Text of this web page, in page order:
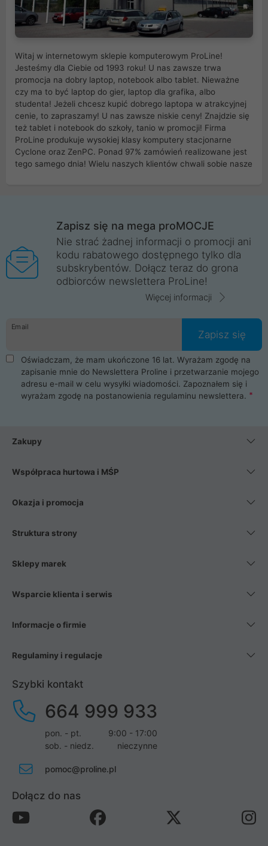
Witaj w internetowym sklepie komputerowym ProLine!
Jesteśmy dla Ciebie od 1993 roku! U nas zawsze trwa
promocja na dobry laptop, notebook albo tablet. Nieważne
czy ma to być laptop do gier, laptop dla grafika, albo
studenta! Jeżeli chcesz kupić dobrego laptopa w atrakcyjnej
cenie, to zapraszamy! U nas zawsze niskie ceny! Znajdzie się
też tablet i notebook do szkoły, tanio w promocji! Firma
ProLine produkuje wysokiej klasy komputery stacjonarne
Cyclone oraz ZenPC. Ponad 97% zamówień realizowane jest
tego samego dnia! Wielu naszych klientów chwali sobie nasze
Wrocław, Poznań, Legnica, Katowice, Gliwice, Kalisz, Bytom,
Trzebnica, Opole. Szybka i profesjonalna obsługa!
ProLine to polska firma ze 100% polskim kapitałem. Działamy
legalnie i płacimy podatki w naszym kraju! Posiadamy siedzibę
główną w Mirkowie oraz salony na terenie kraju. Cała
komunikacja ze sklepem komputerowym ProLine jest
danych osobowych. Dlatego zakup notebooka albo laptopa w
ProLine to czysta przyjemność i pełne bezpieczeństwo.
Zaopatrzysz się u nas w akcesoria i części komputerowe
takie jak procesory, karty graficzne, płyty główne, pamięci,
dyski SSD, M.2 oraz HDD. Nasi pracownicy pomogą Ci wybrać
najlepszy zasilacz komputerowy oraz obudowę do komputera.
Poza komputerami mamy również najlepsze na rynku
Smartfony takich producentów jak Xiaomi, Apple, Samsung i
wentylatory. Na koniec mając już to wszystko, możesz
Zapisz się na mega proMOCJE
Nie strać żadnej informacji o promocji ani
kodu rabatowego dostępnego tylko dla
subskrybentów. Dołącz teraz do grona
odbiorców newslettera ProLine!
Więcej informacji
Email
Zapisz się
Oświadczam, że mam ukończone 16 lat. Wyrażam zgodę na
zapisanie mnie do Newslettera Proline i przetwarzanie mojego
adresu e-mail w celu wysyłki wiadomości. Zapoznałem się i
wyrażam zgodę na postanowienia regulaminu newslettera.
Zakupy
Współpraca hurtowa i MŚP
Okazja i promocja
Struktura strony
Sklepy marek
Wsparcie klienta i serwis
Informacje o firmie
Regulaminy i regulacje
Szybki kontakt
664 999 933
pon. - pt.
9:00 - 17:00
sob. - niedz.
nieczynne
pomoc@proline.pl
Dołącz do nas